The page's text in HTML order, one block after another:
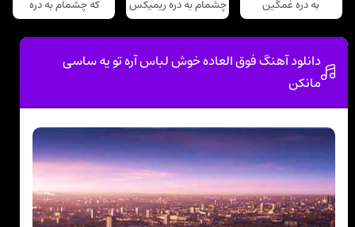
به دره غمگین
چشمام به دره ریمیکس
که چشمام به دره
دانلود آهنگ فوق العاده خوش لباس آره تو یه ساسی
مانکن